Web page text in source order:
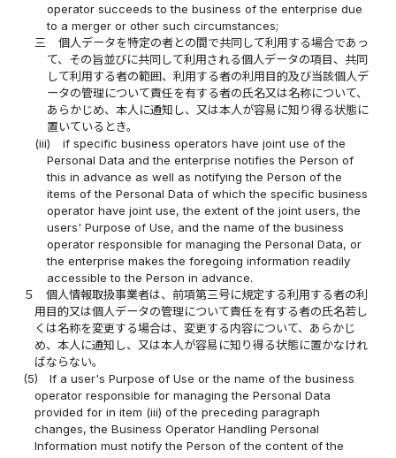
operator succeeds to the business of the enterprise due
to a merger or other such circumstances;
三
個人データを特定の者との間で共同して利用する場合であっ
て、その旨並びに共同して利用される個人データの項目、共同
して利用する者の範囲、利用する者の利用目的及び当該個人デ
ータの管理について責任を有する者の氏名又は名称について、
あらかじめ、本人に通知し、又は本人が容易に知り得る状態に
置いているとき。
(iii)
if specific business operators have joint use of the
Personal Data and the enterprise notifies the Person of
this in advance as well as notifying the Person of the
items of the Personal Data of which the specific business
operator have joint use, the extent of the joint users, the
users' Purpose of Use, and the name of the business
operator responsible for managing the Personal Data, or
the enterprise makes the foregoing information readily
accessible to the Person in advance.
５
個人情報取扱事業者は、前項第三号に規定する利用する者の利
用目的又は個人データの管理について責任を有する者の氏名若し
くは名称を変更する場合は、変更する内容について、あらかじ
め、本人に通知し、又は本人が容易に知り得る状態に置かなけれ
ばならない。
(5)
If a user's Purpose of Use or the name of the business
operator responsible for managing the Personal Data
provided for in item (iii) of the preceding paragraph
changes, the Business Operator Handling Personal
Information must notify the Person of the content of the